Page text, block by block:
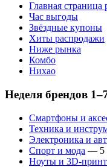
Главная страница
Час выгоды
Звёздные купоны
Хиты распродажи
Ниже рынка
Комбо
Нихао
Неделя брендов
Смартфоны и
Техника и
Электроника и
Спорт и мода — 5
Ноуты и 3D-